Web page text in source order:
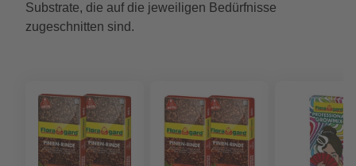
Substrate, die auf die jeweiligen Bedürfnisse
zugeschnitten sind.